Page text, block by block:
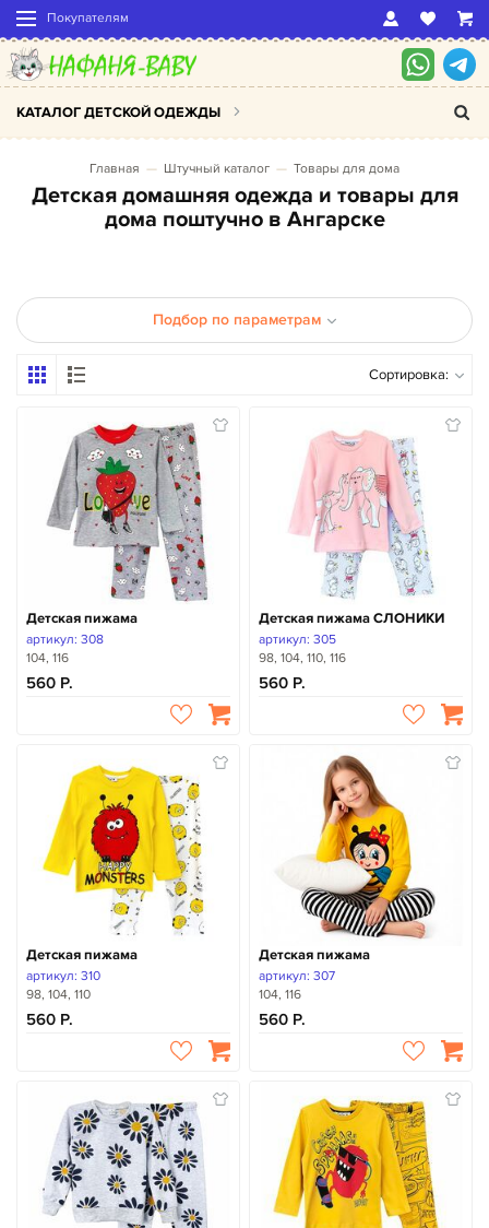
Покупателям
КАТАЛОГ ДЕТСКОЙ ОДЕЖДЫ
Главная Штучный каталог Товары для дома
Детская домашняя одежда и товары для
дома поштучно в Ангарске
Подбор по параметрам
Сортировка:
Детская пижама
артикул: 308
104, 116
560
Детская пижама СЛОНИКИ
артикул: 305
98, 104, 110, 116
560
Детская пижама
артикул: 310
98, 104, 110
560
Детская пижама
артикул: 307
104, 116
560